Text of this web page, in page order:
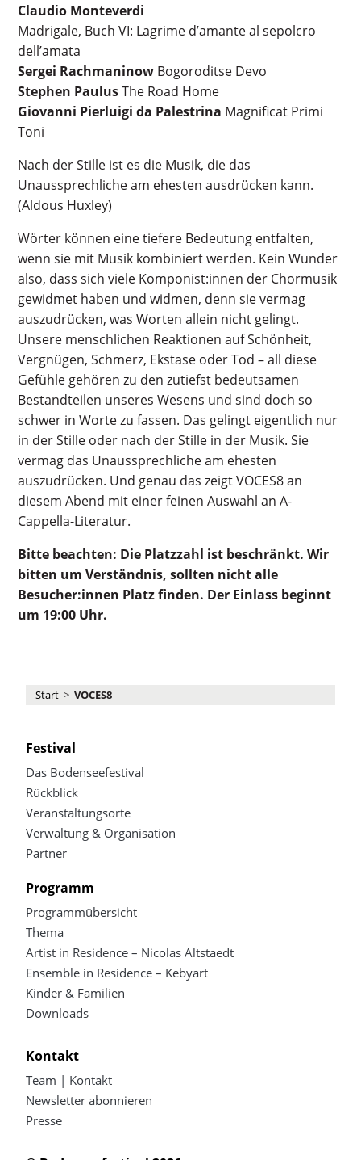
Claudio Monteverdi
Madrigale, Buch VI: Lagrime d’amante al sepolcro
dell’amata
Sergei Rachmaninow Bogoroditse Devo
Stephen PaulusThe Road Home
Giovanni Pierluigi da Palestrina Magnificat Primi
Toni
Nach der Stille ist es die Musik, die das
Unaussprechliche am ehesten ausdrücken kann.
(Aldous Huxley)
Wörter können eine tiefere Bedeutung entfalten,
wenn sie mit Musik kombiniert werden. Kein Wunder
also, dass sich viele Komponist:innen der Chormusik
gewidmet haben und widmen, denn sie vermag
auszudrücken, was Worten allein nicht gelingt.
Unsere menschlichen Reaktionen auf Schönheit,
Vergnügen, Schmerz, Ekstase oder Tod – all diese
Gefühle gehören zu den zutiefst bedeutsamen
Bestandteilen unseres Wesens und sind doch so
schwer in Worte zu fassen. Das gelingt eigentlich nur
in der Stille oder nach der Stille in der Musik. Sie
vermag das Unaussprechliche am ehesten
auszudrücken. Und genau das zeigt VOCES8 an
diesem Abend mit einer feinen Auswahl an A-
Cappella-Literatur.
Bitte beachten: Die Platzzahl ist beschränkt. Wir
bitten um Verständnis, sollten nicht alle
Besucher:innen Platz finden. Der Einlass beginnt
um 19:00 Uhr.
Start >VOCES8
Festival
Das Bodenseefestival
Rückblick
Veranstaltungsorte
Verwaltung & Organisation
Partner
Programm
Programmübersicht
Thema
Artist in Residence – Nicolas Altstaedt
Ensemble in Residence – Kebyart
Kinder & Familien
Downloads
Kontakt
Team | Kontakt
Newsletter abonnieren
Presse